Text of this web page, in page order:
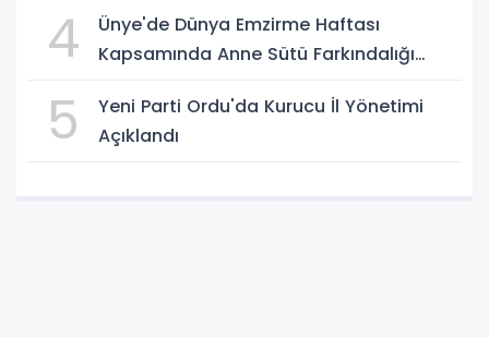
4
Ünye'de Dünya Emzirme Haftası
Kapsamında Anne Sütü Farkındalığı
5
Yeni Parti Ordu'da Kurucu İl Yönetimi
Açıklandı